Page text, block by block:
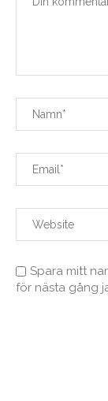
Spara mitt
för nästa gång